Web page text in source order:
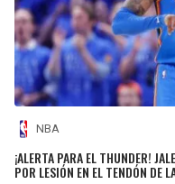
NBA
¡ALERTA PARA EL THUNDER!
POR LESIÓN EN EL TENDÓN DE